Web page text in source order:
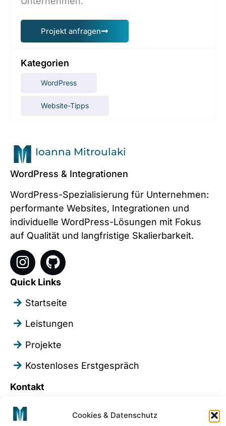
Cookies & Datenschutz
Projekt anfragen
Kategorien
WordPress
Website-Tipps
Ioanna Mitroulaki
WordPress & Integrationen
WordPress-Spezialisierung für Unternehmen:
performante Websites, Integrationen und
individuelle WordPress-Lösungen mit Fokus
auf Qualität und langfristige Skalierbarkeit.
Quick Links
Startseite
Leistungen
Projekte
Kostenloses Erstgespräch
Kontakt
contact@iomitroulaki.dev